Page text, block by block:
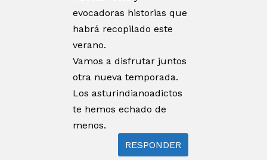
evocadoras historias que
habrá recopilado este
verano.
Vamos a disfrutar juntos
otra nueva temporada.
Los asturindianoadictos
te hemos echado de
menos.
RESPONDER